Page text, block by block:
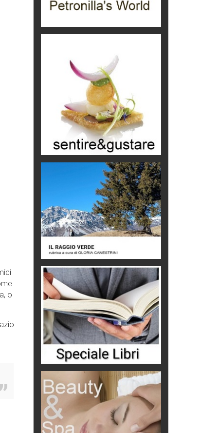
o
di Mirta B. Bono
Turismo in Miniera
Puglia - Tra storia e recupero
Castione, sotto il segno del
castagno
Eventi
Picasso. Il linguaggio delle idee
Vite d'arte